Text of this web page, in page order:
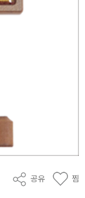
공유 찜